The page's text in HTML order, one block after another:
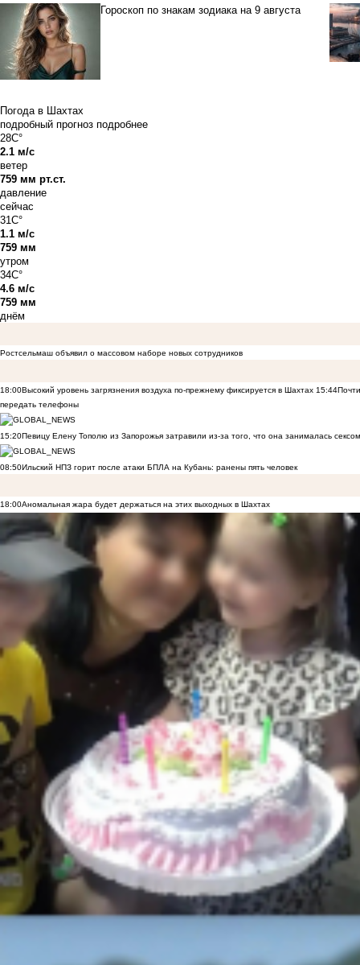
Гороскоп по знакам зодиака на 9 августа
Погода в Шахтах
подробный прогноз подробнее
28C°
2.1 м/с
ветер
759 мм рт.ст.
давление
сейчас
31C°
1.1 м/с
759 мм
утром
34C°
4.6 м/с
759 мм
днём
Ростсельмаш объявил о массовом наборе новых сотрудников
18:00Высокий уровень загрязнения воздуха по-прежнему фиксируется в Шахтах 15:44
передать телефоны
15:20Певицу Елену Тополю из Запорожья затравили из-за того, что она занималась
08:50Ильский НПЗ горит после атаки БПЛА на Кубань: ранены пять человек
18:00Аномальная жара будет держаться на этих выходных в Шахтах